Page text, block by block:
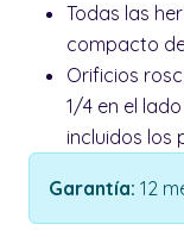
Todas las
compacto
Orificios
1/4 en el
incluidos los
Garantía: 12